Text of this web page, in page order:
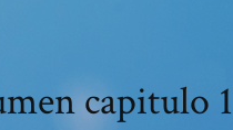
capitulo 1